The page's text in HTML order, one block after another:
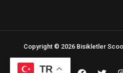
Copyright © 2026 Bisikletler
TR